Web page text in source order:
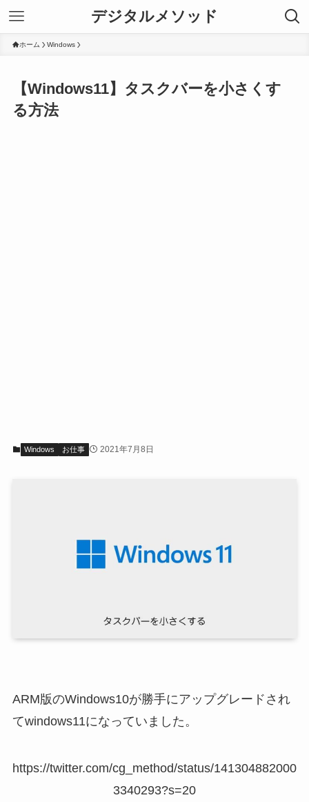
デジタルメソッド
ホーム Windows
【Windows11】タスクバーを小さくす
る方法
Windows お仕事 2021年7月8日
ARM版のWindows10が勝手にアップグレードされ
てwindows11になっていました。
https://twitter.com/cg_method/status/141304882000
3340293?s=20